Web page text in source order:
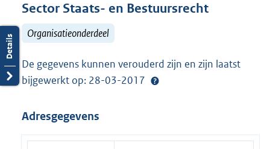
Sector Staats- en Bestuursrecht
Organisatieonderdeel
De gegevens kunnen verouderd zijn en zijn laatst
bijgewerkt op: 28-03-2017
Adresgegevens